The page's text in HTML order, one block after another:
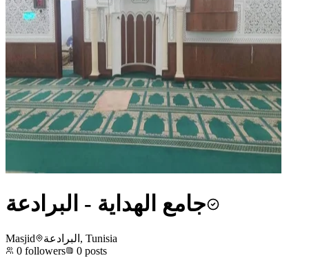
جامع الهداية - البرادعة
Masjid
البرادعة, Tunisia
0 followers 0 posts